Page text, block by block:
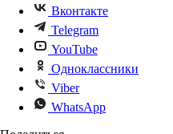
Вконтакте
Telegram
YouTube
Одноклассники
Viber
WhatsApp